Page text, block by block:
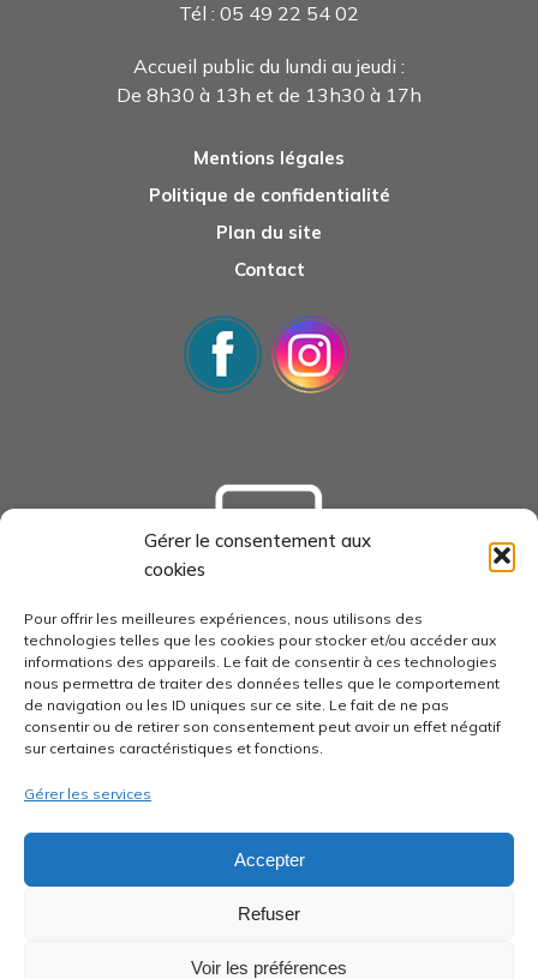
Gérer le consentement aux
cookies
Pour offrir les meilleures expériences, nous utilisons des
technologies telles que les cookies pour stocker et/ou accéder aux
informations des appareils. Le fait de consentir à ces technologies
nous permettra de traiter des données telles que le comportement
de navigation ou les ID uniques sur ce site. Le fait de ne pas
consentir ou de retirer son consentement peut avoir un effet négatif
sur certaines caractéristiques et fonctions.
Gérer les services
Accepter
Refuser
Voir les préférences
Tél : 05 49 22 54 02
Accueil public du lundi au jeudi :
De 8h30 à 13h et de 13h30 à 17h
Mentions légales
Politique de confidentialité
Plan du site
Contact
economie-pays-loudunais.fr
pays-loudunais.fr